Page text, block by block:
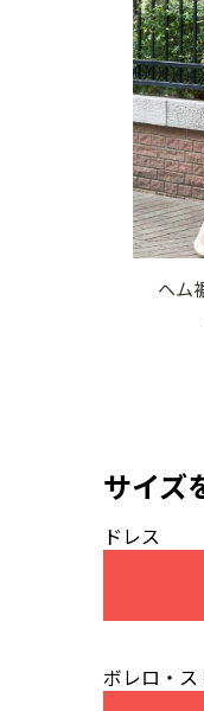
ヘム
サイズ
ドレス
ボレロ・ス